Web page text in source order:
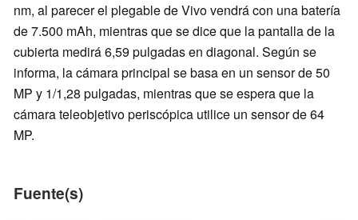
nm, al parecer el plegable de Vivo vendrá con una batería
de 7.500 mAh, mientras que se dice que la pantalla de la
cubierta medirá 6,59 pulgadas en diagonal. Según se
informa, la cámara principal se basa en un sensor de 50
MP y 1/1,28 pulgadas, mientras que se espera que la
cámara teleobjetivo periscópica utilice un sensor de 64
MP.
Fuente(s)